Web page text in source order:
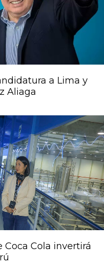
a Lima y
Aliaga
Cola invertirá